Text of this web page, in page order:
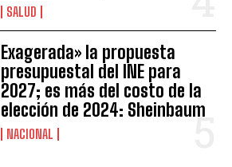
SALUD
Exagerada» la propuesta
presupuestal del INE para
2027; es más del costo de la
elección de 2024: Sheinbaum
NACIONAL